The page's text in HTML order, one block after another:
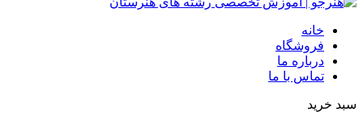
خانه
فروشگاه
درباره ما
تماس با ما
سبد خرید